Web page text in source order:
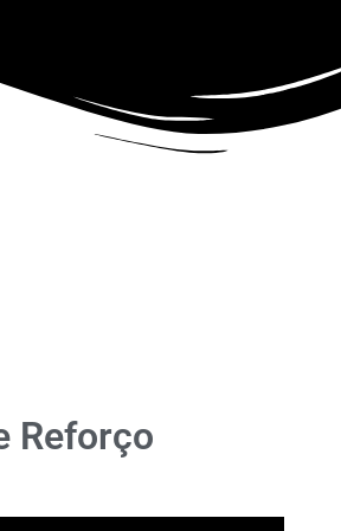
Reforço